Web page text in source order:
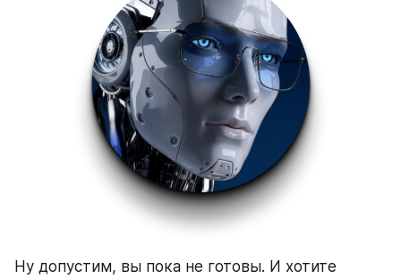
Ну допустим, вы пока не готовы. И хотите